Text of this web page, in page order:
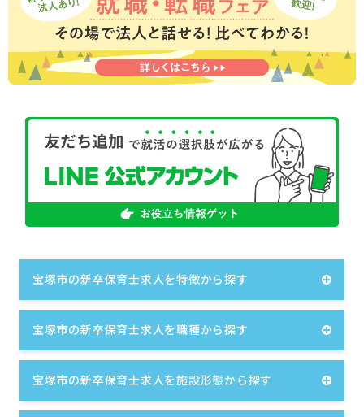
宝塚市の新卒保育士求人を特徴から探す
宝塚市の新卒保育士求人を職種から探す
宝塚市の新卒保育士求人を施設形態から探す